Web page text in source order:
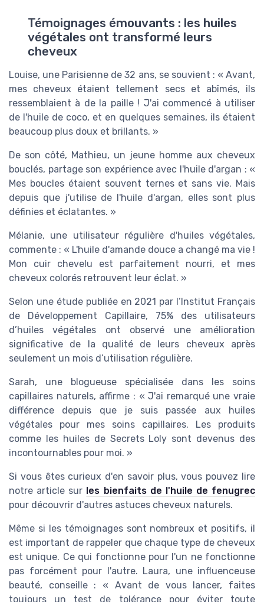
Témoignages émouvants : les huiles
végétales ont transformé leurs
cheveux
Louise, une Parisienne de 32 ans, se souvient : « Avant,
mes cheveux étaient tellement secs et abîmés, ils
ressemblaient à de la paille ! J'ai commencé à utiliser
de l'huile de coco, et en quelques semaines, ils étaient
beaucoup plus doux et brillants. »
De son côté, Mathieu, un jeune homme aux cheveux
bouclés, partage son expérience avec l'huile d'argan : «
Mes boucles étaient souvent ternes et sans vie. Mais
depuis que j'utilise de l'huile d'argan, elles sont plus
définies et éclatantes. »
Mélanie, une utilisateur régulière d'huiles végétales,
commente : « L'huile d'amande douce a changé ma vie !
Mon cuir chevelu est parfaitement nourri, et mes
cheveux colorés retrouvent leur éclat. »
Selon une étude publiée en 2021 par l’Institut Français
de Développement Capillaire, 75% des utilisateurs
d’huiles végétales ont observé une amélioration
significative de la qualité de leurs cheveux après
seulement un mois d’utilisation régulière.
Sarah, une blogueuse spécialisée dans les soins
capillaires naturels, affirme : « J'ai remarqué une vraie
différence depuis que je suis passée aux huiles
végétales pour mes soins capillaires. Les produits
comme les huiles de Secrets Loly sont devenus des
incontournables pour moi. »
Si vous êtes curieux d'en savoir plus, vous pouvez lire
notre article sur les bienfaits de l'huile de fenugrec
pour découvrir d'autres astuces cheveux naturels.
Même si les témoignages sont nombreux et positifs, il
est important de rappeler que chaque type de cheveux
est unique. Ce qui fonctionne pour l'un ne fonctionne
pas forcément pour l'autre. Laura, une influenceuse
beauté, conseille : « Avant de vous lancer, faites
toujours un test de tolérance pour éviter toute